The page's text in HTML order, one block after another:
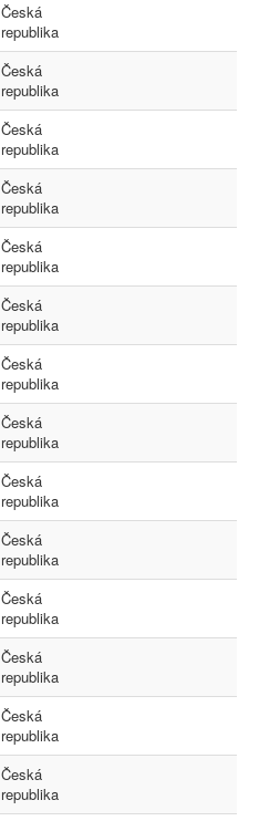
Česká
republika
Česká
republika
Česká
republika
Česká
republika
Česká
republika
Česká
republika
Česká
republika
Česká
republika
Česká
republika
Česká
republika
Česká
republika
Česká
republika
Česká
republika
Česká
republika